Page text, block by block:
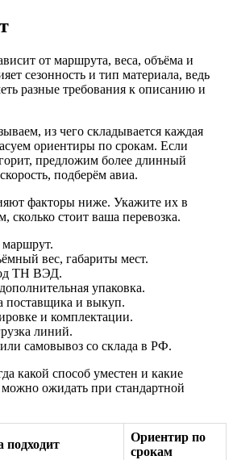
от маршрута, веса, объёма и
сезонность и тип материала, ведь
разные требования к описанию и
из чего складывается каждая
ориентиры по срокам. Если
предложим более длинный
подберём авиа.
факторы ниже. Укажите их в
сколько стоит ваша перевозка.
вес, габариты мест.
ТН ВЭД.
упаковка.
поставщика и выкуп.
и комплектации.
линий.
самовывоз со склада в РФ.
какой способ уместен и какие
ожидать при стандартной
подходит
Ориентир по
срокам